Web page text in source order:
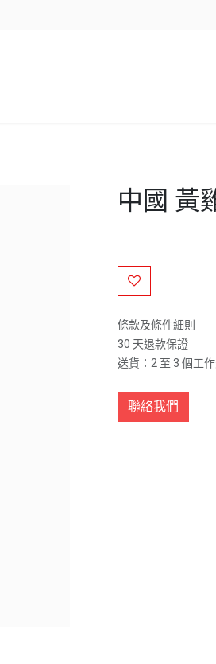
中國 黃
條款及條件細則
30 天退款保證
送貨：2 至 3 個工
聯絡我們